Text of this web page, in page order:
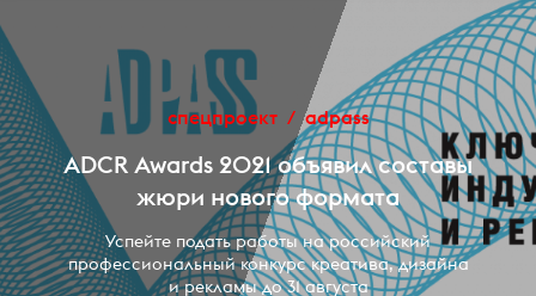
спецпроект adpass
ADCR Awards 2021 объявил составы
жюри нового формата
Успейте подать работы на российский
профессиональный конкурс креатива, дизайна
и рекламы до 31 августа